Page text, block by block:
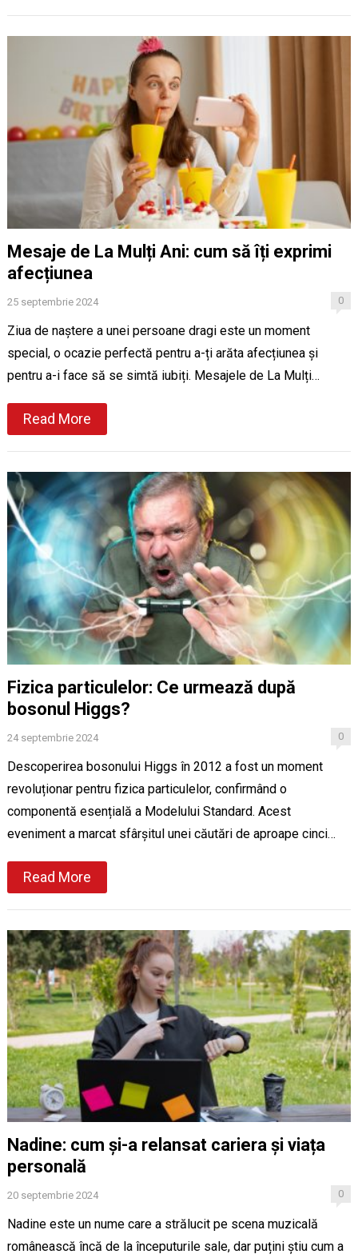
Mesaje de La Mulți Ani: cum să îți exprimi
afecțiunea
25 septembrie 2024 0
Ziua de naștere a unei persoane dragi este un moment
special, o ocazie perfectă pentru a-ți arăta afecțiunea și
pentru a-i face să se simtă iubiți. Mesajele de La Mulți…
Read More
Fizica particulelor: Ce urmează după
bosonul Higgs?
24 septembrie 2024 0
Descoperirea bosonului Higgs în 2012 a fost un moment
revoluționar pentru fizica particulelor, confirmând o
componentă esențială a Modelului Standard. Acest
eveniment a marcat sfârșitul unei căutări de aproape cinci…
Read More
Nadine: cum și-a relansat cariera și viața
personală
20 septembrie 2024 0
Nadine este un nume care a strălucit pe scena muzicală
românească încă de la începuturile sale, dar puțini știu cum a